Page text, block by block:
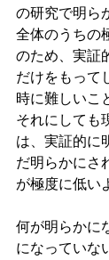
の研究で明ら
全体のうちの
のため、実証
だけをもって
時に難しいこ
それにしても
は、実証的に
だ明らかにさ
が極度に低い
何が明らかに
になっていな